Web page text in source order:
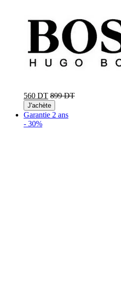
560 DT 899 DT
J'achète
Garantie 2 ans
- 30%